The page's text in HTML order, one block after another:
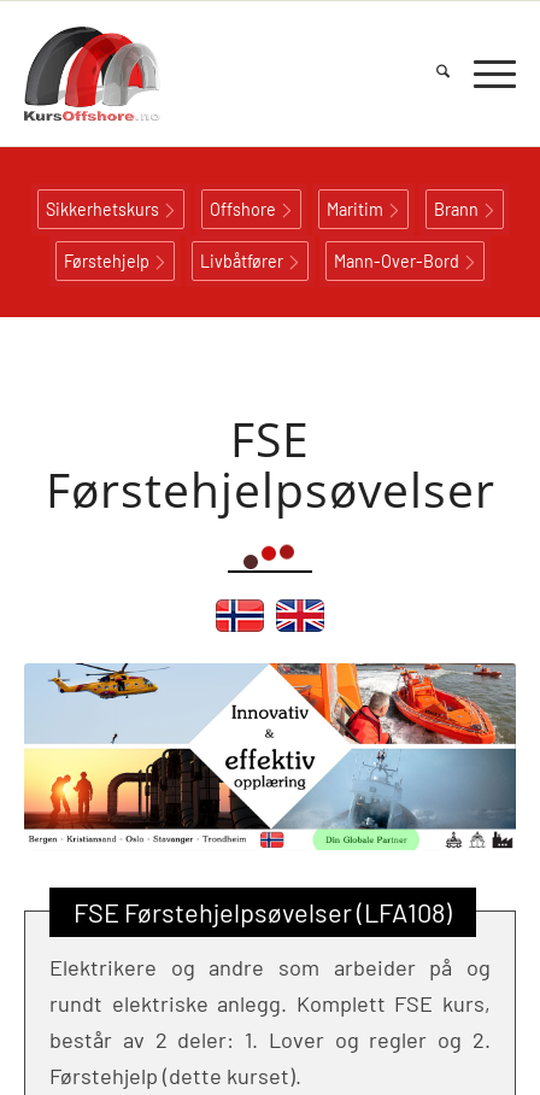
Sikkerhetskurs Offshore Maritim Brann
Førstehjelp Livbåtfører Mann-Over-Bord
FSE
Førstehjelpsøvelser
FSE Førstehjelpsøvelser (LFA108)
Elektrikere og andre som arbeider på og
rundt elektriske anlegg. Komplett FSE kurs,
består av 2 deler: 1. Lover og regler og 2.
Førstehjelp (dette kurset).